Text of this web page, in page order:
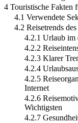
4 Touristische Fakten
4.1 Verwendete
4.2 Reisetrends
4.2.1 Urlaub im
4.2.2
4.2.3 Klarer
4.2.4
4.2.5
Internet
4.2.6
Wichtigsten
4.2.7